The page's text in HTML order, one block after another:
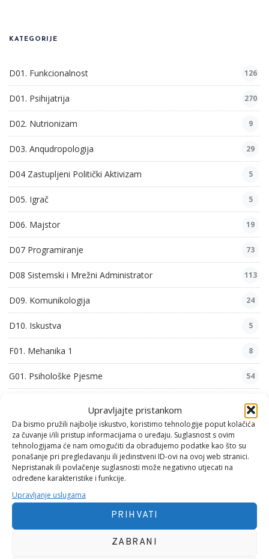
Upravljajte pristankom
Da bismo pružili najbolje iskustvo, koristimo tehnologije poput kolačića
za čuvanje i/ili pristup informacijama o uređaju. Suglasnost s ovim
tehnologijama će nam omogućiti da obrađujemo podatke kao što su
ponašanje pri pregledavanju ili jedinstveni ID-ovi na ovoj web stranici.
Nepristanak ili povlačenje suglasnosti može negativno utjecati na
određene karakteristike i funkcije.
Upravljanje uslugama
PRIHVATI
ZABRANI
KATEGORIJE
D01. Funkcionalnost 126
D01. Psihijatrija 270
D02. Nutrionizam 9
D03. Anqudropologija 29
D04 Zastupljeni Politički Aktivizam 5
D05. Igrač 5
D06. Majstor 19
D07 Programiranje 73
D08 Sistemski i Mrežni Administrator 113
D09. Komunikologija 24
D10. Iskustva 5
F01. Mehanika 1 8
G01. Psihološke Pjesme 54
6
G03. Filozofske Pjesme 29
G04. Domoljubne Pjesme 26
G05. Obiteljske Pjesme
G06. Nezgodne Pjesme 31
G07. Vjerske Pjesme 40